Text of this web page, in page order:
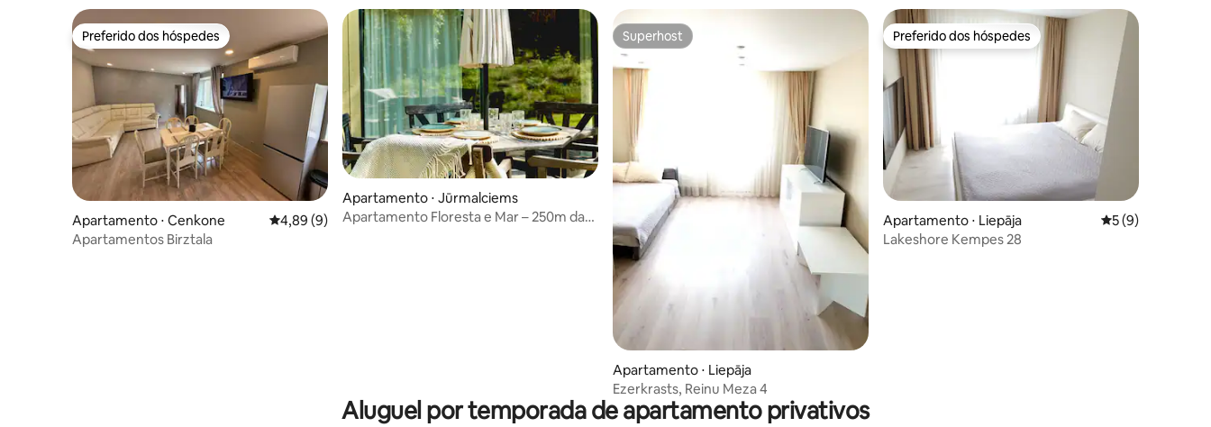
Preferido dos hóspedes
Preferido dos hóspedes
Apartamento ⋅ Cenkone 4,89 de uma avaliação média de 5, 9 avaliações
4,89 (9)
Apartamentos Birztala
Apartamento ⋅ Jūrmalciems
Apartamento Floresta e Mar – 250m da
Superhost
Superhost
Apartamento ⋅ Liepāja
Ezerkrasts, Reinu Meza 4
Preferido dos hóspedes
Preferido dos hóspedes
Apartamento ⋅ Liepāja 5 de uma
5 (9)
Lakeshore Kempes 28
Aluguel por temporada de apartamento privativos